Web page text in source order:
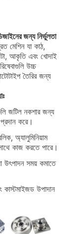
জন্য নির্ভুলতা
মেশিন যা কাঠ,
আকৃতি এবং খোদাই
উচ্চ
তৈরির জন্য
জটিল নকশার জন্য
করে।
অ্যালুমিনিয়াম
কাজ করতে পারে।
উৎপাদন সময় কমাতে
উপাদান